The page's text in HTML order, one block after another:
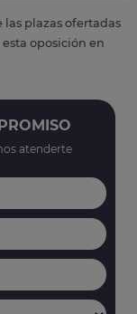
las plazas ofertadas
oposición en
atenderte